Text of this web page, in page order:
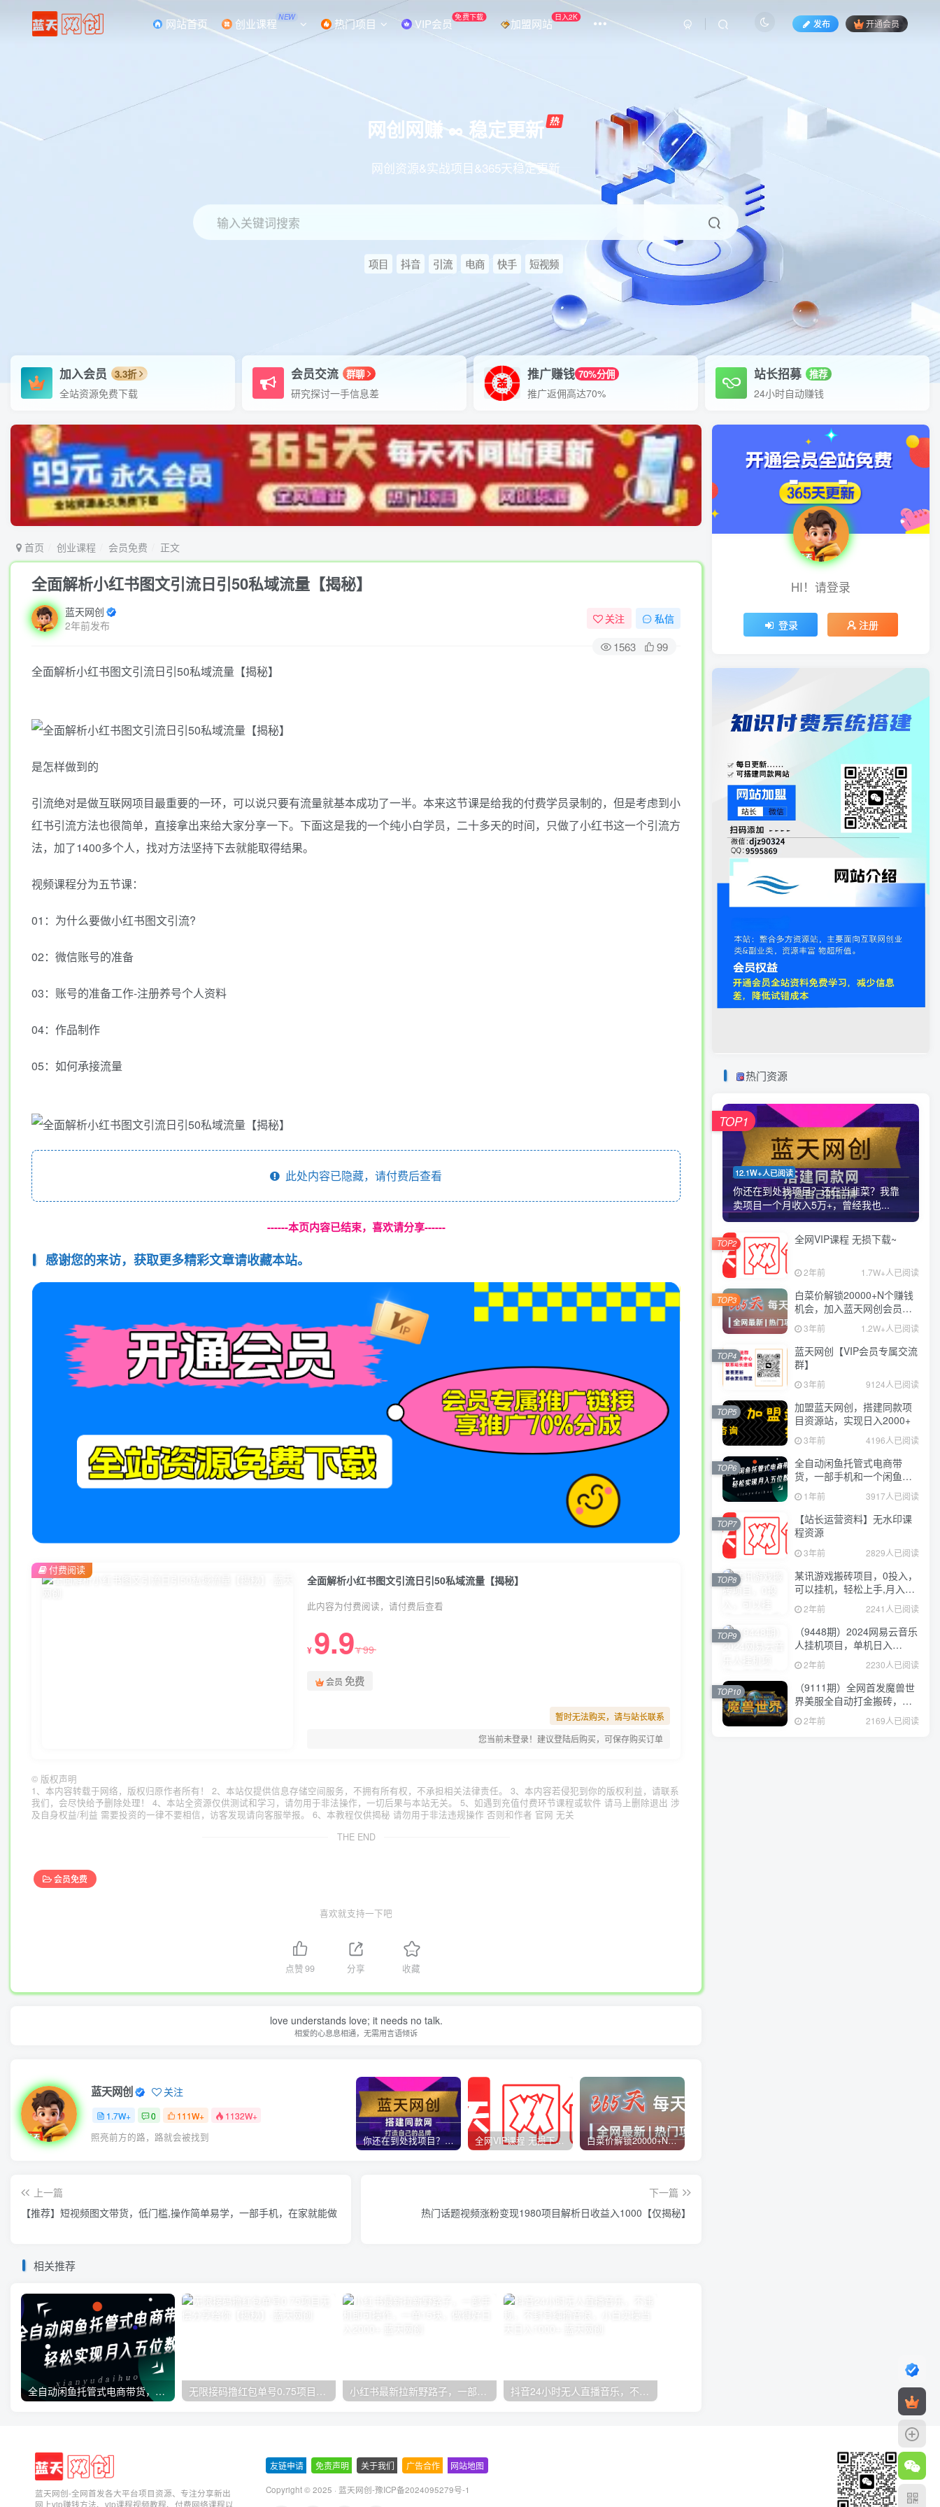
网站首页 创业课程 NEW 热门项目 VIP会员 免费下载 加盟网站 日入2K
发布 开通会员
网创网赚 ∞ 稳定更新
网创资源&实战项目&365天稳定更新
输入关键词搜索
项目 抖音 引流 电商 快手 短视频
加入会员 3.3折
全站资源免费下载
会员交流 群聊
研究探讨一手信息差
推广赚钱 70%分佣
推广返佣高达70%
站长招募 推荐
24小时自动赚钱
首页 创业课程 会员免费 正文
全面解析小红书图文引流日引50私域流量【揭秘】
蓝天网创
2年前发布
关注 私信
1563 99
全面解析小红书图文引流日引50私域流量【揭秘】
是怎样做到的
引流绝对是做互联网项目最重要的一环，可以说只要有流量就基本成功了一半。本来这节课是给我的付费学员录制的，但是考虑到小
红书引流方法也很简单，直接拿出来给大家分享一下。下面这是我的一个纯小白学员，二十多天的时间，只做了小红书这一个引流方
法，加了1400多个人，找对方法坚持下去就能取得结果。
视频课程分为五节课：
01：为什么要做小红书图文引流?
02：微信账号的准备
03：账号的准备工作-注册养号个人资料
04：作品制作
05：如何承接流量
此处内容已隐藏，请付费后查看
------本页内容已结束，喜欢请分享------
感谢您的来访，获取更多精彩文章请收藏本站。
全面解析小红书图文引流日引50私域流量【揭秘】
此内容为付费阅读，请付费后查看
¥ 9.9¥99
会员 免费
暂时无法购买，请与站长联系
您当前未登录！建议登陆后购买，可保存购买订单
付费阅读
© 版权声明
1、本内容转载于网络，版权归原作者所有！ 2、本站仅提供信息存储空间服务，不拥有所有权，不承担相关法律责任。 3、本内容若侵犯到你的版权利益，请联系
我们，会尽快给予删除处理！ 4、本站全资源仅供测试和学习，请勿用于非法操作，一切后果与本站无关。 5、如遇到充值付费环节课程或软件 请马上删除退出 涉
及自身权益/利益 需要投资的一律不要相信，访客发现请向客服举报。 6、本教程仅供揭秘 请勿用于非法违规操作 否则和作者 官网 无关
THE END
会员免费
喜欢就支持一下吧
点赞99 分享 收藏
love understands love; it needs no talk.
相爱的心息息相通，无需用言语倾诉
蓝天网创 关注
1.7W+ 0 111W+ 1132W+
照亮前方的路，路就会被找到 你还在到处找项目？还在当韭菜？我靠卖项目一个月收入5万+，曾经我也是个失败者。 全网VIP课程 无损下载~ 白菜价解锁20000+N个赚钱机会，加入蓝天网创会员，全站资源免费学习。
上一篇
【推荐】短视频图文带货，低门槛,操作简单易学，一部手机，在家就能做
下一篇
热门话题视频涨粉变现1980项目解析日收益入1000【仅揭秘】
相关推荐
全自动闲鱼托管式电商带货，一部手机和一个闲鱼号就可以开干，轻松实现月入五位数 无限接码撸红包单号0.75项目无偿分享给你【揭秘】 小红书最新拉新野路子，一部手机即可操作，一单15块，做得好日入2000+ 抖音24小时无人直播音乐，不违规，不封号纯撸音浪，小白实操当天日入1000+
HI！请登录
登录 注册
热门资源
12.1W+人已阅读
你还在到处找项目？还在当韭菜？我靠
卖项目一个月收入5万+，曾经我也...
TOP1
全网VIP课程 无损下载~
2年前 1.7W+人已阅读
TOP2
白菜价解锁20000+N个赚钱
机会，加入蓝天网创会员，
全站资源免费学习。
3年前 1.2W+人已阅读
TOP3
蓝天网创【VIP会员专属交流
群】
3年前 9124人已阅读
TOP4
加盟蓝天网创，搭建同款项
目资源站，实现日入2000+
3年前 4196人已阅读
TOP5
全自动闲鱼托管式电商带
货，一部手机和一个闲鱼号
就可以开干，轻松实现月入
五位数
1年前 3917人已阅读
TOP6
【站长运营资料】无水印课
程资源
3年前 2829人已阅读
TOP7
某讯游戏搬砖项目，0投入，
可以挂机，轻松上手,月入
3000+上不封顶
2年前 2241人已阅读
TOP8
（9448期）2024网易云音乐
人挂机项目，单机日入
150+，无脑月入5000+
2年前 2230人已阅读
TOP9
（9111期）全网首发魔兽世
界美服全自动打金搬砖，日
入1000+，简单好操作，保
姆级教学
2年前 2169人已阅读
TOP10
蓝天网创-全网首发各大平台项目资源、专注分享新出
网上vip赚钱方法、vip课程视频教程、付费网络课程以
友链申请 免责声明 关于我们 广告合作 网站地图
Copyright © 2025 · 蓝天网创-豫ICP备2024095279号-1